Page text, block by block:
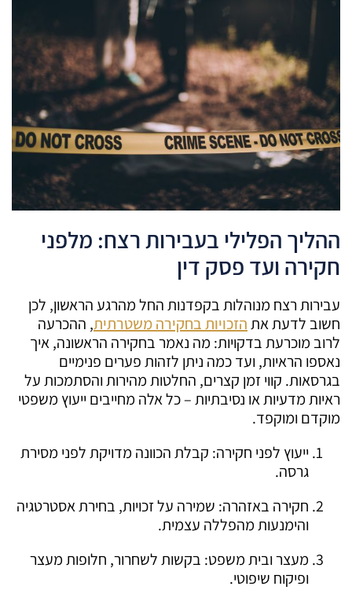
ההליך הפלילי בעבירות רצח: מלפני
חקירה ועד פסק דין
עבירות רצח מנוהלות בקפדנות החל מהרגע הראשון, לכן
חשוב לדעת אתהזכויות בחקירה משטרתית, ההכרעה
לרוב מוכרעת בדקויות: מה נאמר בחקירה הראשונה, איך
נאספו הראיות, ועד כמה ניתן לזהות פערים פנימיים
בגרסאות. קווי זמן קצרים, החלטות מהירות והסתמכות על
ראיות מדעיות או נסיבתיות – כל אלה מחייבים ייעוץ משפטי
מוקדם ומוקפד.
ייעוץ לפני חקירה: קבלת הכוונה מדויקת לפני מסירת
גרסה.
חקירה באזהרה: שמירה על זכויות, בחירת אסטרטגיה
והימנעות מהפללה עצמית.
מעצר ובית משפט: בקשות לשחרור, חלופות מעצר
ופיקוח שיפוטי.